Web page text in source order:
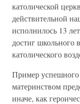
католической
действительной
исполнилось 13
достиг школьного
католического
Пример успешного
материнством
иначе, как